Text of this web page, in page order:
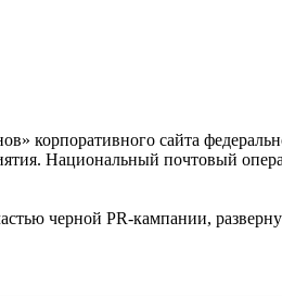
корпоративного сайта
Национальный почтовый
черной PR-кампании,